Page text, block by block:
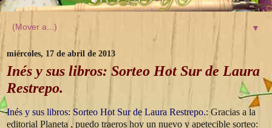
▼
miércoles, 17 de abril de 2013
Inés y sus libros: Sorteo Hot Sur de Laura
Restrepo.
Inés y sus libros: Sorteo Hot Sur de Laura Restrepo.: Gracias a la
editorial Planeta , puedo traeros hoy un nuevo y apetecible sorteo: